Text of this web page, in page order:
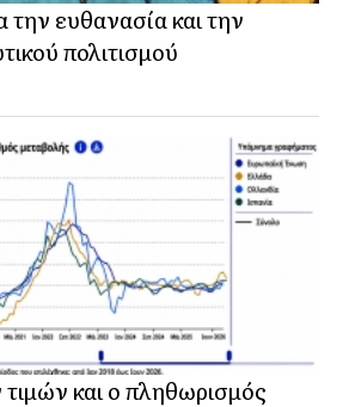
ευθανασία και την
πολιτισμού
και ο πληθωρισμός